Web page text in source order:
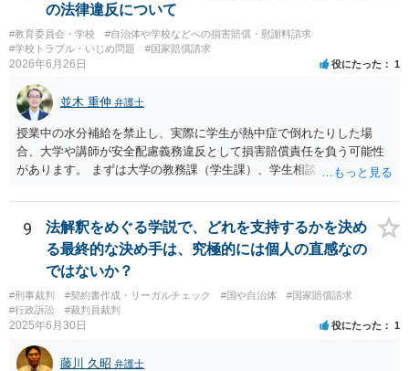
の法律違反について
#教育委員会・学校
#自治体や学校などへの損害賠償・慰謝料請求
#学校トラブル・いじめ問題
#国家賠償請求
2026年6月26日 役にたった 1
並木 重伸 弁護士
授業中の水分補給を禁止し、実際に学生が熱中症で倒れたりした場
合、大学や講師が安全配慮義務違反として損害賠償責任を負う可能性
があります。 まずは大学の教務課（学生課）、学生相談窓口、ハラス
大学側から教師へ指導を入れてもらうのが一番安全で確実な方法で
す。
9
法解釈をめぐる学説で、どれを支持するかを決め
る最終的な決め手は、究極的には個人の直感なの
ではないか？
#刑事裁判 #契約書作成・リーガルチェック #国や自治体
#国家賠償請求
#行政訴訟
#裁判員裁判
2025年6月30日 役にたった 1
藤川 久昭 弁護士